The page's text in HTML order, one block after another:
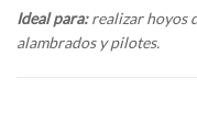
Ideal para:realizar hoyos
alambrados y pilotes.